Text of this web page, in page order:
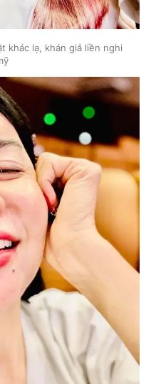
khác lạ, khán giả liền nghi